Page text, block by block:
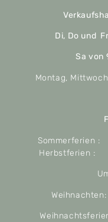
Di, Do und
Sa von
Montag,
Sommerferien :
Herbstferien :